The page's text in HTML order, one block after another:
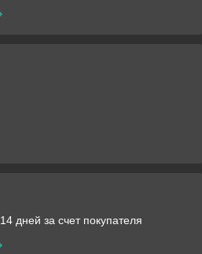
дней за счет покупателя